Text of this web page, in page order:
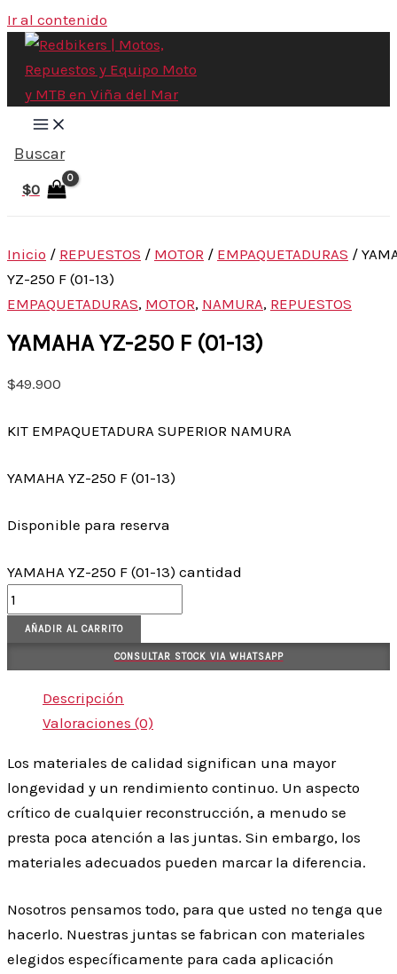
Ir al contenido
Buscar
$0
Inicio / REPUESTOS / MOTOR / EMPAQUETADURAS /
YZ-250 F (01-13)
EMPAQUETADURAS, MOTOR, NAMURA, REPUESTOS
YAMAHA YZ-250 F (01-13)
$49.900
KIT EMPAQUETADURA SUPERIOR NAMURA
YAMAHA YZ-250 F (01-13)
Disponible para reserva
YAMAHA YZ-250 F (01-13) cantidad
AÑADIR AL CARRITO
CONSULTAR STOCK VIA WHATSAPP
Descripción
Valoraciones (0)
Los materiales de calidad significan una mayor
longevidad y un rendimiento continuo. Un aspecto
crítico de cualquier reconstrucción, a menudo se
presta poca atención a las juntas. Sin embargo, los
materiales adecuados pueden marcar la diferencia.
Nosotros pensamos todo, para que usted no tenga que
hacerlo. Nuestras juntas se fabrican con materiales
elegidos específicamente para cada aplicación